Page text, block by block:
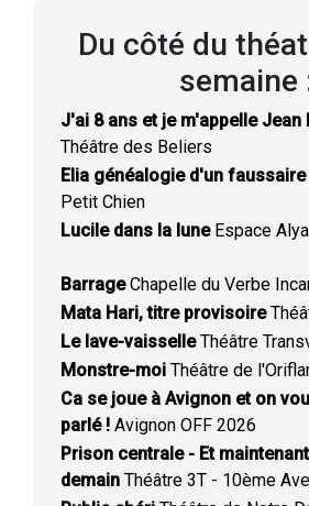
Du côté du
semaine
J'ai 8 ans et je m'appelle
Théâtre des Beliers
Elia généalogie d'un faussaire
Petit Chien
Lucile dans la luneEspace Alya
BarrageChapelle du Verbe
Mata Hari, titre provisoire
Le lave-vaisselleThéâtre
Monstre-moi Théâtre de
Ca se joue à Avignon et on
parlé ! Avignon OFF 2026
Prison centrale - Et
demain Théâtre 3T - 10ème